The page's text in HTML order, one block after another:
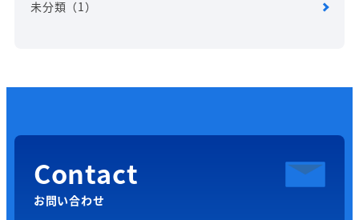
未分類 （1）
Contact
お問い合わせ